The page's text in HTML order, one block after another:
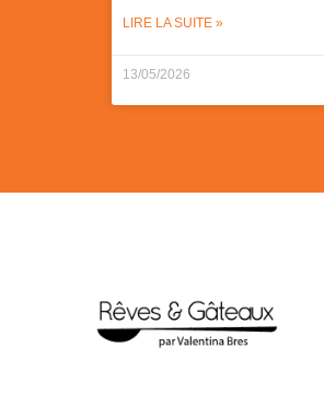
LIRE LA SUITE »
13/05/2026